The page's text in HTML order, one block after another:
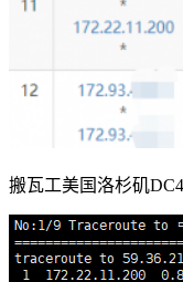
搬瓦工美国洛杉矶